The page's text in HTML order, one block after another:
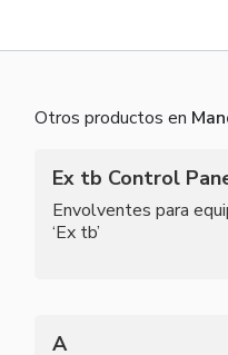
Otros productos en
Ex tb Control
Envolventes para
‘Ex tb’
A